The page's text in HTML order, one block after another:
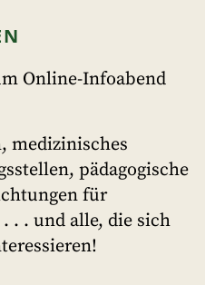
Online-Infoabend
medizinisches
pädagogische
für
. . und alle, die sich